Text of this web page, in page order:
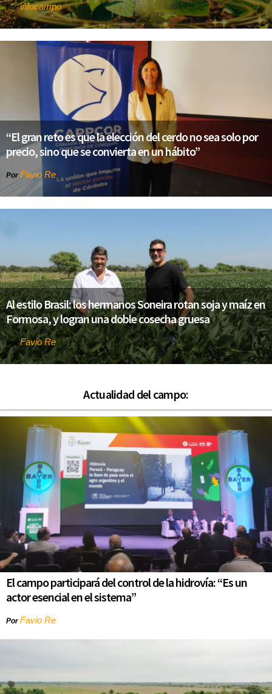
Porinfocampo
“El gran reto es que la elección del cerdo no sea solo por
precio, sino que se convierta en un hábito”
Por Favio Re
Al estilo Brasil: los hermanos Soneira rotan soja y maíz en
Formosa, y logran una doble cosecha gruesa
PorFavio Re
Actualidad del campo:
El campo participará del control de la hidrovía: “Es un
actor esencial en el sistema”
PorFavio Re